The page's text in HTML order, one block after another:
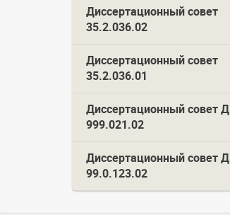
Диссертационный совет
35.2.036.02
Диссертационный совет
35.2.036.01
Диссертационный совет Д
999.021.02
Диссертационный совет Д
99.0.123.02